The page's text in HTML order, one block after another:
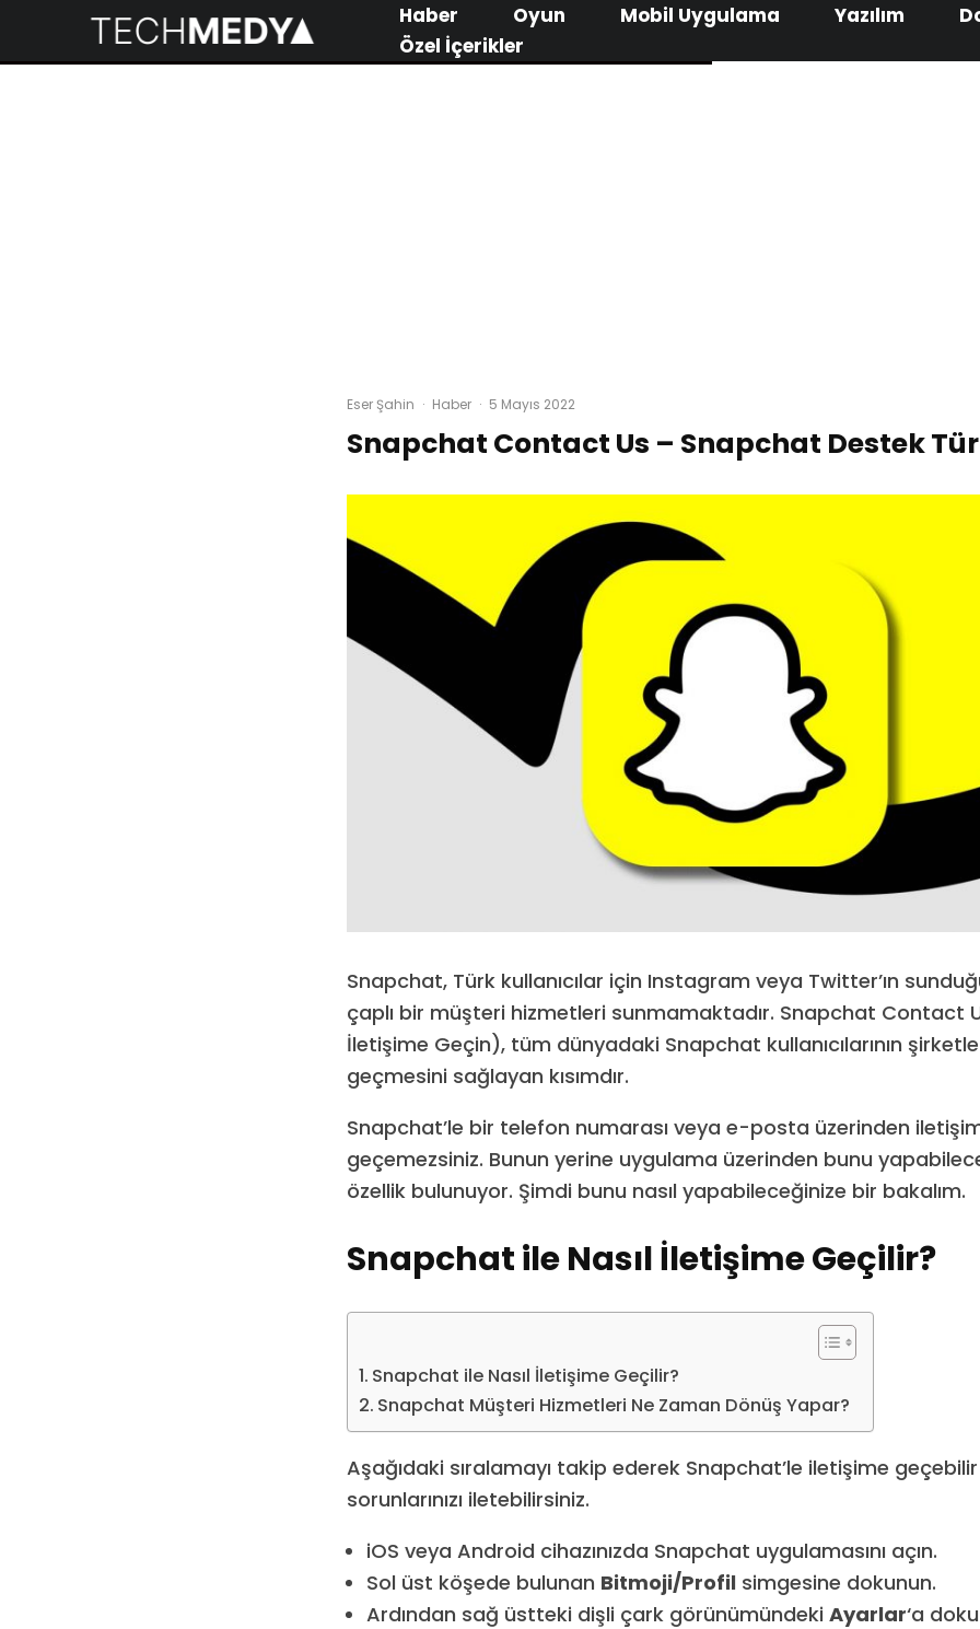
Haber Oyun Mobil Uygulama Yazılım
Özel İçerikler
Eser Şahin · Haber · 5 Mayıs 2022
Snapchat Contact Us – Snapchat Destek
Snapchat, Türk kullanıcılar için Instagram veya Twitter’ın
çaplı bir müşteri hizmetleri sunmamaktadır. Snapchat Contact
İletişime Geçin), tüm dünyadaki Snapchat kullanıcılarının
geçmesini sağlayan kısımdır.
Snapchat’le bir telefon numarası veya e-posta üzerinden
geçemezsiniz. Bunun yerine uygulama üzerinden bunu
özellik bulunuyor. Şimdi bunu nasıl yapabileceğinize bir bakalım.
Snapchat ile Nasıl İletişime Geçilir?
Snapchat ile Nasıl İletişime Geçilir?
Snapchat Müşteri Hizmetleri Ne Zaman Dönüş Yapar?
Aşağıdaki sıralamayı takip ederek Snapchat’le iletişime
sorunlarınızı iletebilirsiniz.
iOS veya Android cihazınızda Snapchat uygulamasını açın.
Sol üst köşede bulunan Bitmoji/Profilsimgesine dokunun.
Ardından sağ üstteki dişli çark görünümündeki Ayarlar‘a